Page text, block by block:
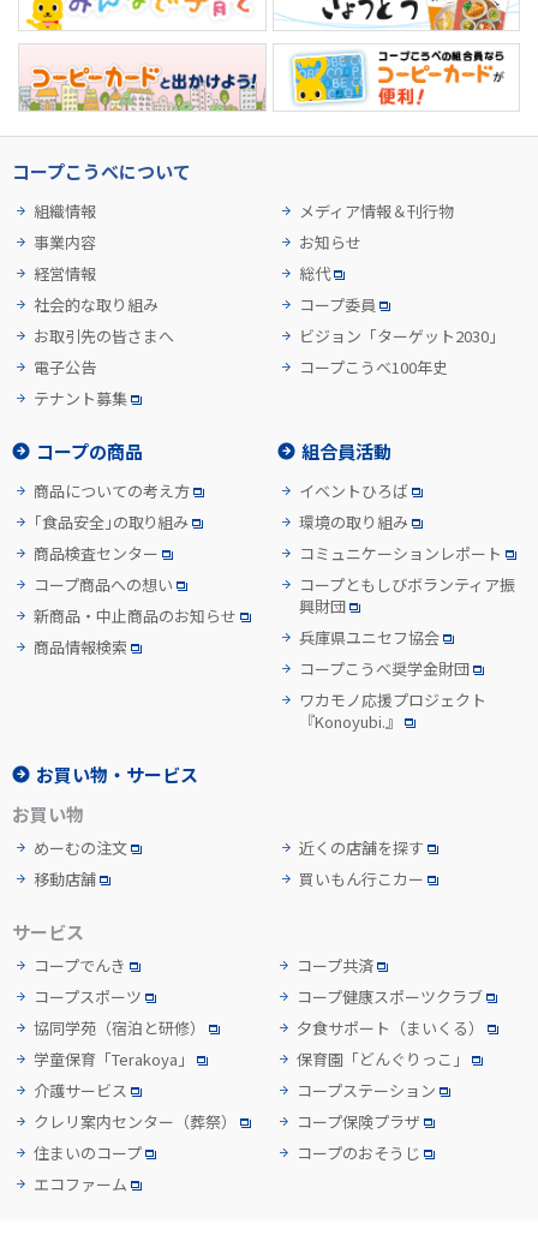
コープこうべについて
組織情報
事業内容
経営情報
社会的な取り組み
お取引先の皆さまへ
電子公告
テナント募集
メディア情報＆刊行物
お知らせ
総代
コープ委員
ビジョン「ターゲット2030」
コープこうべ100年史
コープの商品
商品についての考え方
「食品安全」の取り組み
商品検査センター
コープ商品への想い
新商品・中止商品のお知らせ
商品情報検索
組合員活動
イベントひろば
環境の取り組み
コミュニケーションレポート
コープともしびボランティア振
興財団
兵庫県ユニセフ協会
コープこうべ奨学金財団
ワカモノ応援プロジェクト
『Konoyubi.』
お買い物・サービス
お買い物
めーむの注文
移動店舗
近くの店舗を探す
買いもん行こカー
サービス
コープでんき
コープ共済
コープスポーツ
コープ健康スポーツクラブ
協同学苑 （宿泊と研修） 夕食サポート （まいくる）
学童保育「Terakoya」
保育園「どんぐりっこ」
介護サービス
コープステーション
クレリ案内センター （葬祭）
コープ保険プラザ
住まいのコープ
コープのおそうじ
エコファーム